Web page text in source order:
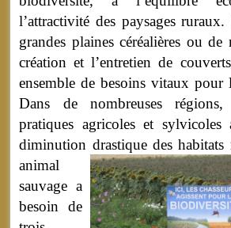
l’attractivité des paysages ruraux.
grandes plaines céréalières ou de
création et l’entretien de
ensemble de besoins vitaux pour
Dans de nombreuses
pratiques agricoles et
diminution drastique des
animal
sauvage a
besoin de